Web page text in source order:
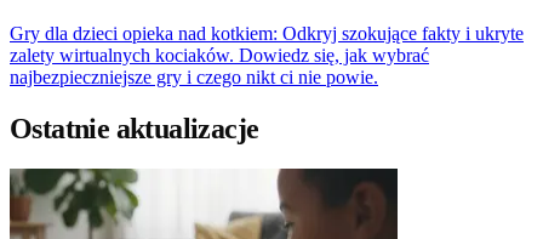
Gry dla dzieci opieka nad kotkiem: Odkryj szokujące fakty i ukryte
zalety wirtualnych kociaków. Dowiedz się, jak wybrać
najbezpieczniejsze gry i czego nikt ci nie powie.
Ostatnie aktualizacje